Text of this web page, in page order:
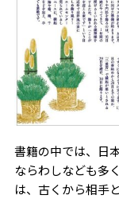
書籍の中では、日
ならわしなども多
は、古くから相手